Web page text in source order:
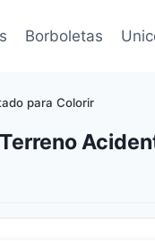
Borboletas
para Colorir